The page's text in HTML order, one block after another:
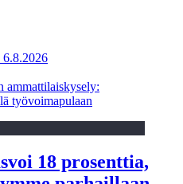
6.8.2026
ammattilaiskysely:
työvoimapulaan
18 prosenttia,